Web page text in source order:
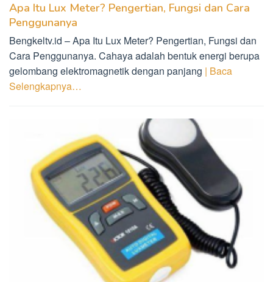
Apa Itu Lux Meter? Pengertian, Fungsi dan Cara
Penggunanya
Bengkeltv.id – Apa Itu Lux Meter? Pengertian, Fungsi dan
Cara Penggunanya. Cahaya adalah bentuk energi berupa
gelombang elektromagnetik dengan panjang | Baca
Selengkapnya…